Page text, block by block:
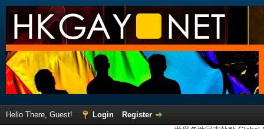
Hello There, Guest! Login
Register